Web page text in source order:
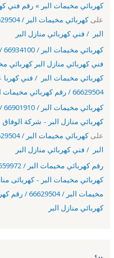
كهربائي مخيمات البر » رقم فني كهربائي /
على
البر / فني كهربائي منازل البر
كهربائي مخيمات البر / فني كهربا
66629504 / رقم كهربائي مخيمات البر / فني كهربائي منازل البر
كهربائي منازل البر - شركة الوفاق
على
البر / فني كهربائي منازل البر
كهربائي مخيمات البر - كهربائى
مخيمات البر /
كهربائي منازل البر